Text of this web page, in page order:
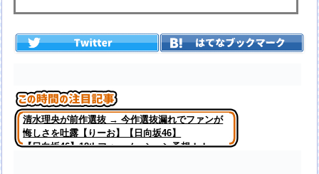
清水理央が前作選抜 → 今作選抜漏れでファンが
悔しさを吐露【りーお】【日向坂46】
【日向坂46】18thフォーメーション予想！！